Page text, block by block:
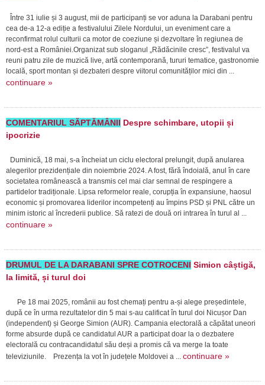
Între 31 iulie și 3 august, mii de participanți se vor aduna la Darabani pentru
cea de-a 12-a ediție a festivalului Zilele Nordului, un eveniment care a
reconfirmat rolul culturii ca motor de coeziune și dezvoltare în regiunea de
nord-est a României.Organizat sub sloganul „Rădăcinile cresc”, festivalul va
reuni patru zile de muzică live, artă contemporană, tururi tematice, gastronomie
locală, sport montan și dezbateri despre viitorul comunităților mici din ...
continuare »
COMENTARIUL SĂPTĂMÂNII Despre schimbare, utopii și
ipocrizie
Duminică, 18 mai, s-a încheiat un ciclu electoral prelungit, după anularea
alegerilor prezidențiale din noiembrie 2024. A fost, fără îndoială, anul în care
societatea românească a transmis cel mai clar semnal de respingere a
partidelor tradiționale. Lipsa reformelor reale, corupția în expansiune, haosul
economic și promovarea liderilor incompetenți au împins PSD și PNL către un
minim istoric al încrederii publice. Să ratezi de două ori intrarea în turul al ...
continuare »
DRUMUL DE LA DARABANI SPRE COTROCENI Simion câștigă,
la limită, și turul doi
Pe 18 mai 2025, românii au fost chemați pentru a-și alege președintele,
după ce în urma rezultatelor din 5 mai s-au calificat în turul doi Nicușor Dan
(independent) și George Simion (AUR). Campania electorală a căpătat uneori
forme absurde după ce candidatul AUR a participat doar la o dezbatere
electorală cu contracandidatul său deși a promis că va merge la toate
televiziunile. Prezența la vot în județele Moldovei a ... continuare »